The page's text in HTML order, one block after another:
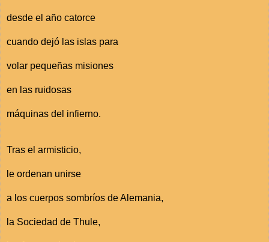
desde el año catorce
cuando dejó las islas para
volar pequeñas misiones
en las ruidosas
máquinas del infierno.
Tras el armisticio,
le ordenan unirse
a los cuerpos sombríos de Alemania,
la Sociedad de Thule,